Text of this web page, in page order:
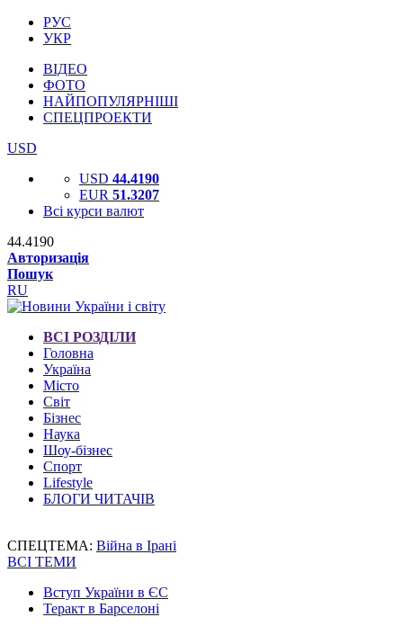
РУС
УКР
ВІДЕО
ФОТО
НАЙПОПУЛЯРНІШІ
СПЕЦПРОЕКТИ
USD
USD 44.4190
EUR 51.3207
Всі курси валют
44.4190
Авторизація
Пошук
RU
ВСІ РОЗДІЛИ
Головна
Україна
Місто
Світ
Бізнес
Наука
Шоу-бізнес
Спорт
Lifestyle
БЛОГИ ЧИТАЧІВ
СПЕЦТЕМА: Війна в Ірані
ВСІ ТЕМИ
Вступ України в ЄС
Теракт в Барселоні